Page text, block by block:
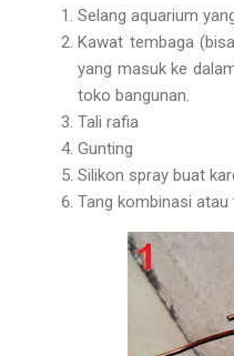
Selang aquarium
Kawat tembaga
yang masuk ke
toko bangunan.
Tali rafia
Gunting
Silikon spray buat
Tang kombinasi